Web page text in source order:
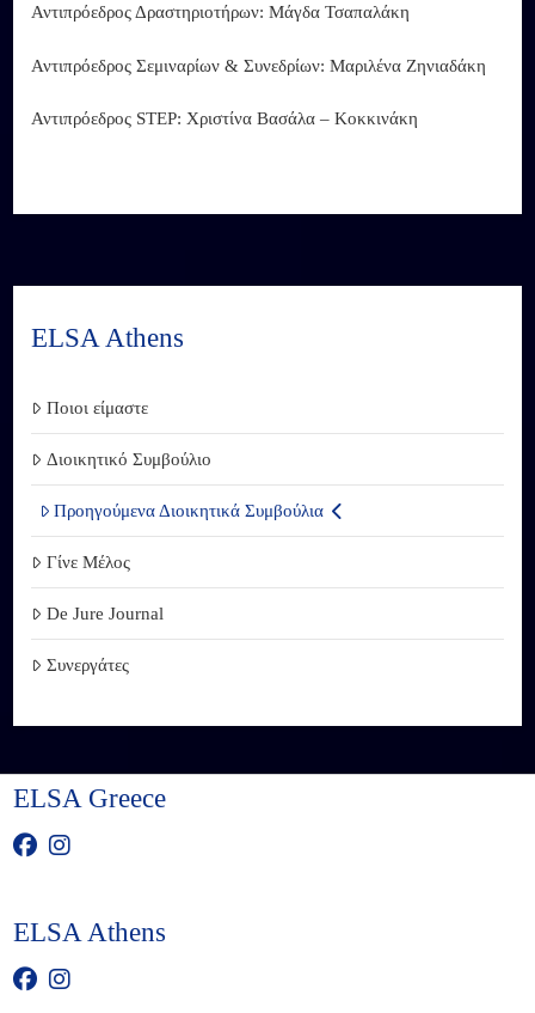
Αντιπρόεδρος Δραστηριοτήρων: Μάγδα Τσαπαλάκη
Αντιπρόεδρος Σεμιναρίων & Συνεδρίων: Μαριλένα Ζηνιαδάκη
Αντιπρόεδρος STEP: Χριστίνα Βασάλα – Κοκκινάκη
ELSA Athens
Ποιοι είμαστε
Διοικητικό Συμβούλιο
Προηγούμενα Διοικητικά Συμβούλια
Γίνε Μέλος
De Jure Journal
Συνεργάτες
ELSA Greece
ELSA Athens